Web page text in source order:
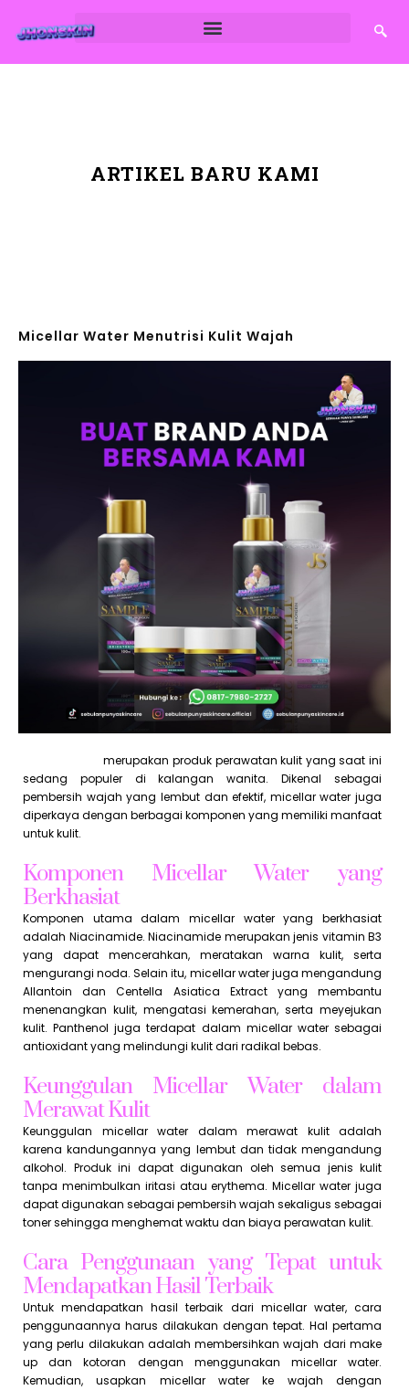
ARTIKEL BARU KAMI
Micellar Water Menutrisi Kulit Wajah
merupakan produk perawatan kulit yang saat ini
sedang populer di kalangan wanita. Dikenal sebagai
pembersih wajah yang lembut dan efektif, micellar water juga
diperkaya dengan berbagai komponen yang memiliki manfaat
untuk kulit.
Komponen Micellar Water yang
Berkhasiat
Komponen utama dalam micellar water yang berkhasiat
adalah Niacinamide. Niacinamide merupakan jenis vitamin B3
yang dapat mencerahkan, meratakan warna kulit, serta
mengurangi noda. Selain itu, micellar water juga mengandung
Allantoin dan Centella Asiatica Extract yang membantu
menenangkan kulit, mengatasi kemerahan, serta meyejukan
kulit. Panthenol juga terdapat dalam micellar water sebagai
antioxidant yang melindungi kulit dari radikal bebas.
Keunggulan Micellar Water dalam
Merawat Kulit
Keunggulan micellar water dalam merawat kulit adalah
karena kandungannya yang lembut dan tidak mengandung
alkohol. Produk ini dapat digunakan oleh semua jenis kulit
tanpa menimbulkan iritasi atau erythema. Micellar water juga
dapat digunakan sebagai pembersih wajah sekaligus sebagai
toner sehingga menghemat waktu dan biaya perawatan kulit.
Cara Penggunaan yang Tepat untuk
Mendapatkan Hasil Terbaik
Untuk mendapatkan hasil terbaik dari micellar water, cara
penggunaannya harus dilakukan dengan tepat. Hal pertama
yang perlu dilakukan adalah membersihkan wajah dari make
up dan kotoran dengan menggunakan micellar water.
Kemudian, usapkan micellar water ke wajah dengan